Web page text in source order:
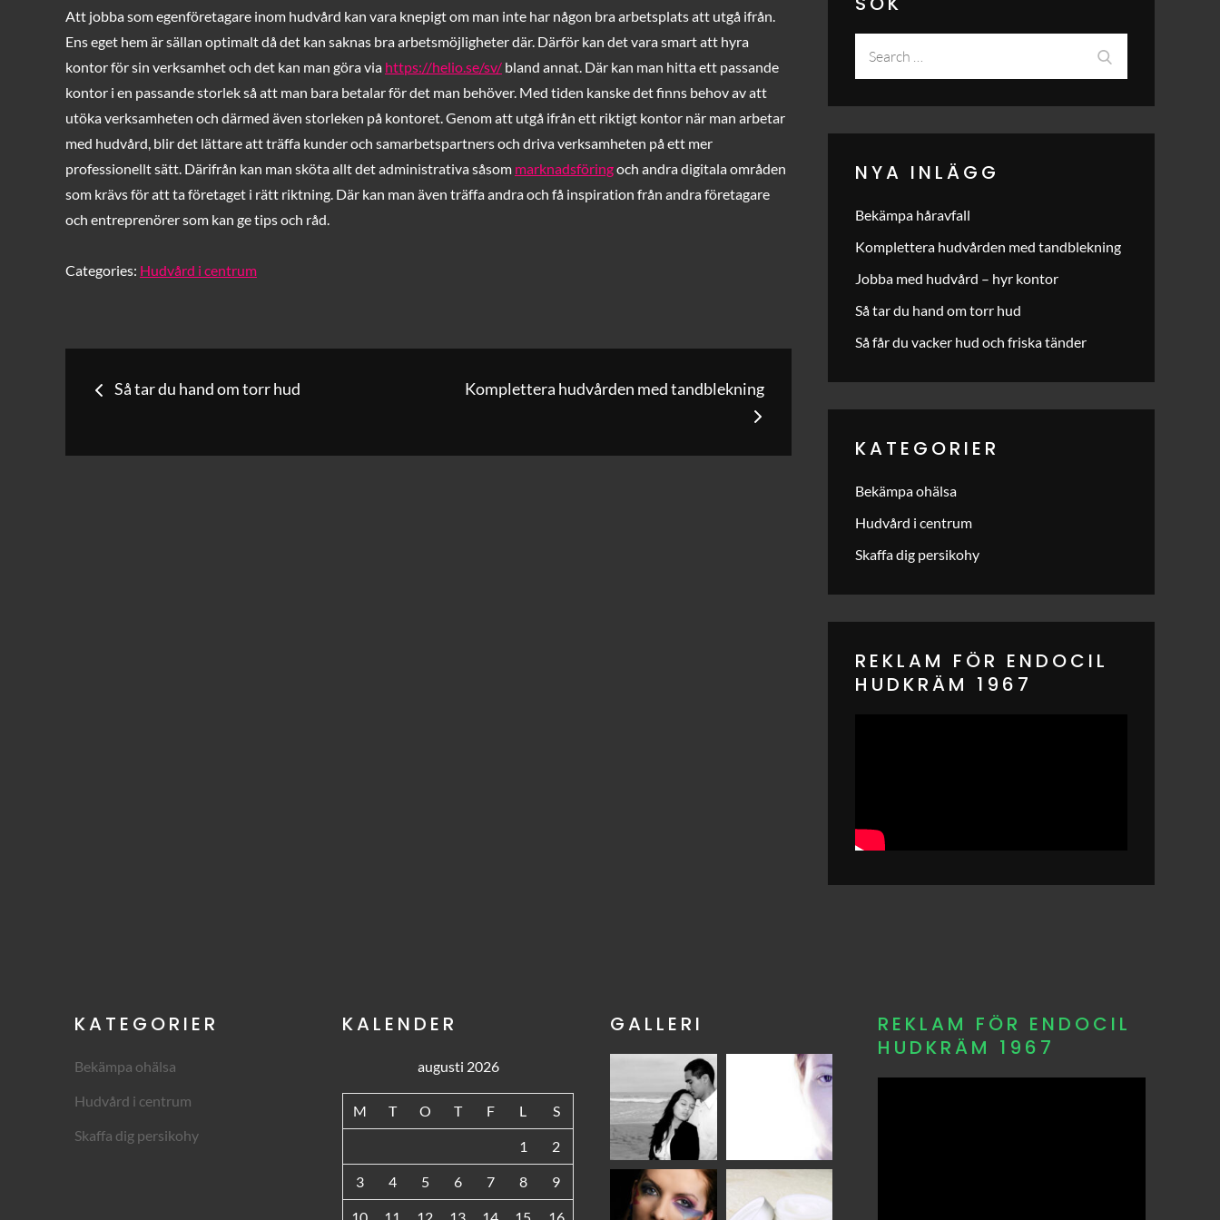
Att jobba som egenföretagare inom hudvård kan vara knepigt om man inte har någon bra arbetsplats att utgå ifrån.
Ens eget hem är sällan optimalt då det kan saknas bra arbetsmöjligheter där. Därför kan det vara smart att hyra
kontor för sin verksamhet och det kan man göra via https://helio.se/sv/ bland annat. Där kan man hitta ett passande
kontor i en passande storlek så att man bara betalar för det man behöver. Med tiden kanske det finns behov av att
utöka verksamheten och därmed även storleken på kontoret. Genom att utgå ifrån ett riktigt kontor när man arbetar
med hudvård, blir det lättare att träffa kunder och samarbetspartners och driva verksamheten på ett mer
professionellt sätt. Därifrån kan man sköta allt det administrativa såsom marknadsföringoch andra digitala områden
som krävs för att ta företaget i rätt riktning. Där kan man även träffa andra och få inspiration från andra företagare
och entreprenörer som kan ge tips och råd.
Categories: Hudvård i centrum
Inläggsnavigering
Så tar du hand om torr hud Komplettera hudvården med tandblekning
NYA INLÄGG
Bekämpa håravfall
Komplettera hudvården med tandblekning
Jobba med hudvård – hyr kontor
Så tar du hand om torr hud
Så får du vacker hud och friska tänder
KATEGORIER
Bekämpa ohälsa
Hudvård i centrum
Skaffa dig persikohy
REKLAM FÖR ENDOCIL
HUDKRÄM 1967
KATEGORIER
Bekämpa ohälsa
Hudvård i centrum
Skaffa dig persikohy
KALENDER
augusti 2026
M T O T F L S
1 2
3 4 5 6 7 8 9
GALLERI
REKLAM FÖR ENDOCIL
HUDKRÄM 1967